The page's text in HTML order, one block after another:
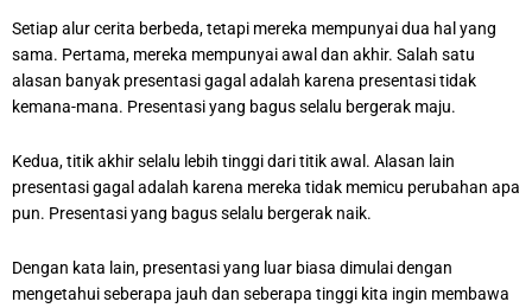
Setiap alur cerita berbeda, tetapi mereka mempunyai dua hal yang
sama. Pertama, mereka mempunyai awal dan akhir. Salah satu
alasan banyak presentasi gagal adalah karena presentasi tidak
kemana-mana. Presentasi yang bagus selalu bergerak maju.
Kedua, titik akhir selalu lebih tinggi dari titik awal. Alasan lain
presentasi gagal adalah karena mereka tidak memicu perubahan apa
pun. Presentasi yang bagus selalu bergerak naik.
Dengan kata lain, presentasi yang luar biasa dimulai dengan
mengetahui seberapa jauh dan seberapa tinggi kita ingin membawa